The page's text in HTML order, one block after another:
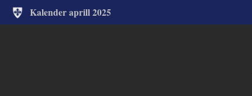
Kalender aprill 2025